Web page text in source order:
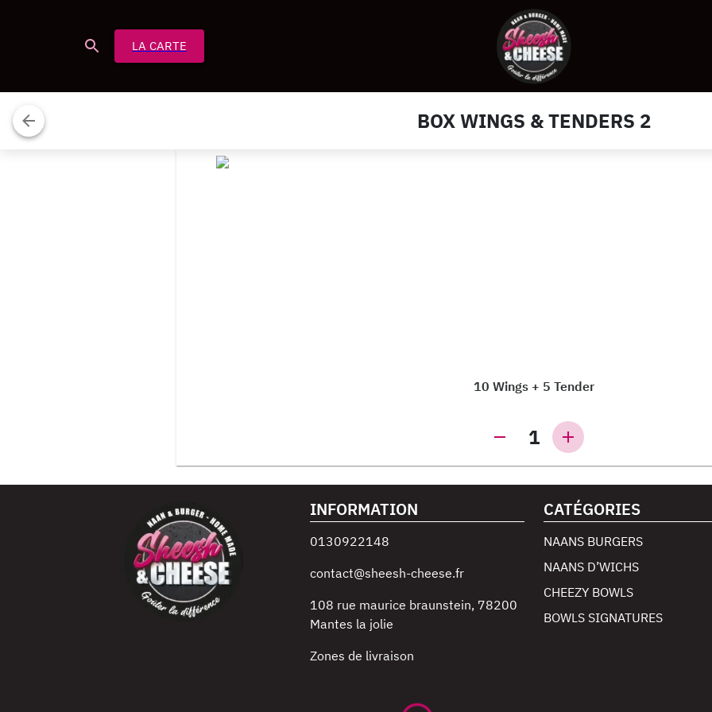
LA CARTE
BOX WINGS & TENDERS 2
10 Wings + 5 Tender
1
INFORMATION
0130922148
contact@sheesh-cheese.fr
108 rue maurice braunstein, 78200
Mantes la jolie
Zones de livraison
CATÉGORIES
NAANS BURGERS
NAANS D’WICHS
CHEEZY BOWLS
BOWLS SIGNATURES